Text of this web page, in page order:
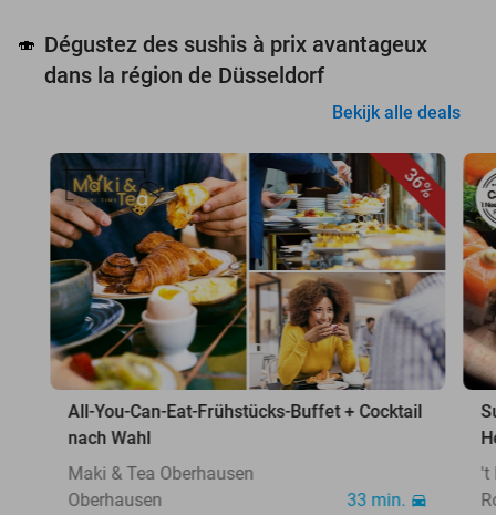
🍣 Dégustez des sushis à prix avantageux
dans la région de Düsseldorf
Bekijk alle deals
36%
All-You-Can-Eat-Frühstücks-Buffet + Cocktail
nach Wahl
Maki & Tea Oberhausen
Oberhausen
33 min.
't